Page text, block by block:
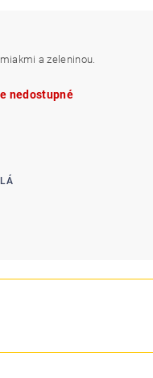
a zeleninou
nedostupné